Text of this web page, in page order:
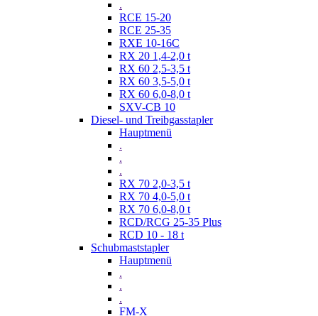
.
RCE 15-20
RCE 25-35
RXE 10-16C
RX 20 1,4-2,0 t
RX 60 2,5-3,5 t
RX 60 3,5-5,0 t
RX 60 6,0-8,0 t
SXV-CB 10
Diesel- und Treibgasstapler
Hauptmenü
.
.
.
RX 70 2,0-3,5 t
RX 70 4,0-5,0 t
RX 70 6,0-8,0 t
RCD/RCG 25-35 Plus
RCD 10 - 18 t
Schubmaststapler
Hauptmenü
.
.
.
FM-X